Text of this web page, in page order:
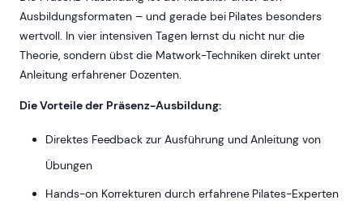
Ausbildungsformaten – und gerade bei Pilates besonders
wertvoll. In vier intensiven Tagen lernst du nicht nur die
Theorie, sondern übst die Matwork-Techniken direkt unter
Anleitung erfahrener Dozenten.
Die Vorteile der Präsenz-Ausbildung:
Direktes Feedback zur Ausführung und Anleitung von
Übungen
Hands-on Korrekturen durch erfahrene Pilates-Experten